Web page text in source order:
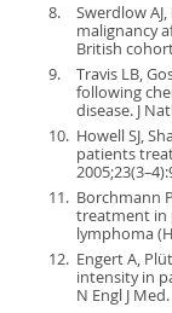
8.
Swerdlow
malignancy
British
9.
Travis LB,
following
disease. J
10. Howell SJ,
patients
11. Borchmann
treatment in
lymphoma
12. Engert A,
intensity in
N Engl J